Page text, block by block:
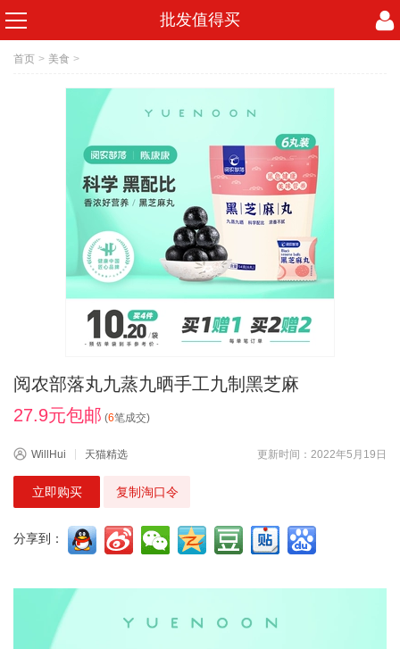
批发值得买
首页 > 美食 >
阅农部落丸九蒸九晒手工九制黑芝麻
27.9元包邮 (6笔成交)
WillHui 天猫精选 更新时间：2022年5月19日
立即购买 复制淘口令
分享到：